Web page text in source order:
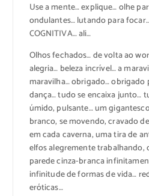
Use a mente… explique… olhe
ondulantes… lutando para
COGNITIVA… ali…
Olhos fechados… de volta ao
alegria… beleza incrível… a
maravilha… obrigado… obrigado
dança… tudo se encaixa junto…
úmido, pulsante… um
branco, se movendo, cravado
em cada caverna, uma tira de
elfos alegremente trabalhando,
parede cinza-branca
infinitude de formas de vida…
eróticas…